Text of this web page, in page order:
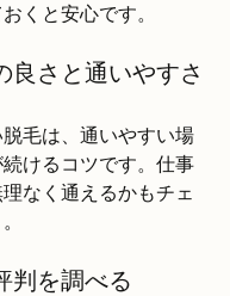
くと安心です。
良さと通いやすさ
毛は、通いやすい場
けるコツです。仕事
なく通えるかもチェ
判を調べる